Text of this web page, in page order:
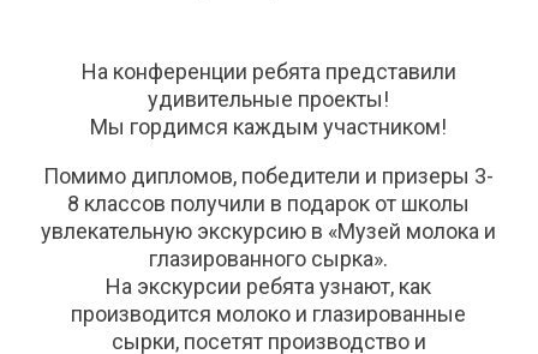
На конференции ребята представили
удивительные проекты!
Мы гордимся каждым участником!
Помимо дипломов, победители и призеры 3-
8 классов получили в подарок от школы
увлекательную экскурсию в «Музей молока и
глазированного сырка».
На экскурсии ребята узнают, как
производится молоко и глазированные
сырки, посетят производство и